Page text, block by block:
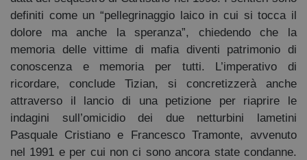
definiti come un “pellegrinaggio laico in cui si tocca il
dolore ma anche la speranza”, chiedendo che la
memoria delle vittime di mafia diventi patrimonio di
conoscenza e memoria per tutti. L’imperativo di
ricordare, conclude Tizian, si concretizzerà anche
attraverso il lancio di una petizione per riaprire le
indagini sull’omicidio dei due netturbini lametini
Pasquale Cristiano e Francesco Tramonte, avvenuto
nel 1991 e per cui non ci sono ancora state condanne.